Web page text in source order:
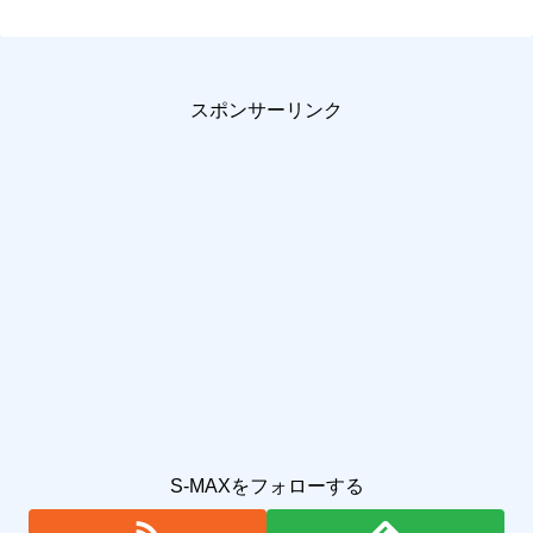
スポンサーリンク
S-MAXをフォローする